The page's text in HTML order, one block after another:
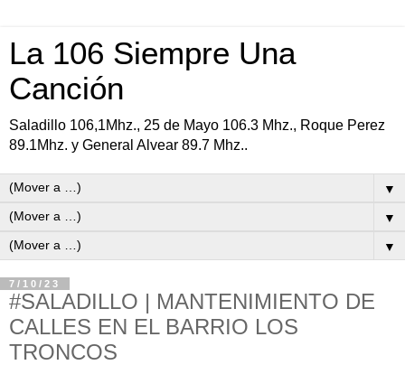
La 106 Siempre Una
Canción
Saladillo 106,1Mhz., 25 de Mayo 106.3 Mhz., Roque Perez
89.1Mhz. y General Alvear 89.7 Mhz..
▼
▼
▼
7/10/23
#SALADILLO | MANTENIMIENTO DE
CALLES EN EL BARRIO LOS
TRONCOS